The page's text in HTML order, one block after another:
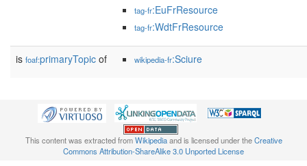
tag-fr:EuFrResource
tag-fr:WdtFrResource
is foaf:primaryTopic of wikipedia-fr:Sciure
This content was extracted fromWikipediaand is licensed under theCreative
Commons Attribution-ShareAlike 3.0 Unported License